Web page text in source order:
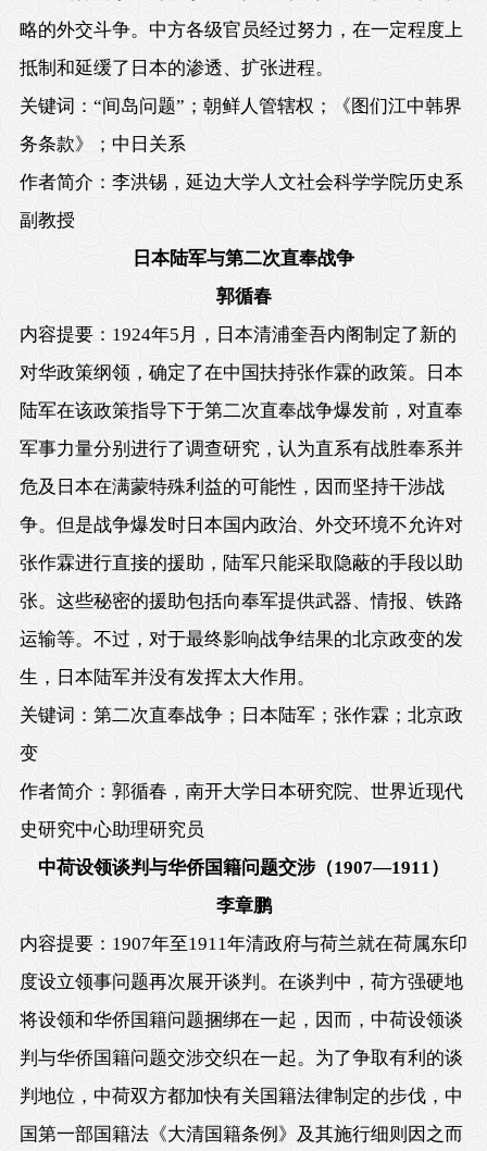
略的外交斗争。中方各级官员经过努力，在一定程度上
抵制和延缓了日本的渗透、扩张进程。
关键词： “间岛问题”；朝鲜人管辖权；《图们江中韩界
务条款》；中日关系
作者简介：李洪锡，延边大学人文社会科学学院历史系
副教授
日本陆军与第二次直奉战争
郭循春
内容提要： 1924年5 月，日本清浦奎吾内阁制定了新的
对华政策纲领，确定了在中国扶持张作霖的政策。日本
陆军在该政策指导下于第二次直奉战争爆发前，对直奉
军事力量分别进行了调查研究，认为直系有战胜奉系并
危及日本在满蒙特殊利益的可能性，因而坚持干涉战
争。但是战争爆发时日本国内政治、外交环境不允许对
张作霖进行直接的援助，陆军只能采取隐蔽的手段以助
张。这些秘密的援助包括向奉军提供武器、情报、铁路
运输等。不过，对于最终影响战争结果的北京政变的发
生，日本陆军并没有发挥太大作用。
关键词：第二次直奉战争；日本陆军；张作霖；北京政
变
作者简介：郭循春，南开大学日本研究院、世界近现代
史研究中心助理研究员
中荷设领谈判与华侨国籍问题交涉（1907—1911 ）
李章鹏
内容提要： 1907年至1911年清政府与荷兰就在荷属东印
度设立领事问题再次展开谈判。在谈判中，荷方强硬地
将设领和华侨国籍问题捆绑在一起，因而，中荷设领谈
判与华侨国籍问题交涉交织在一起。为了争取有利的谈
判地位，中荷双方都加快有关国籍法律制定的步伐，中
国第一部国籍法《大清国籍条例》及其施行细则因之而